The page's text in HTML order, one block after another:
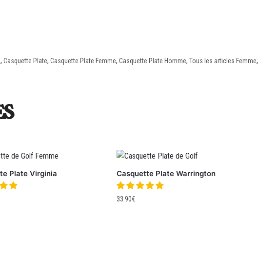
, Casquette Plate, Casquette Plate Femme, Casquette Plate Homme, Tous les articles Femme,
Plate Virginia Casquette Plate Warrington
33.90€